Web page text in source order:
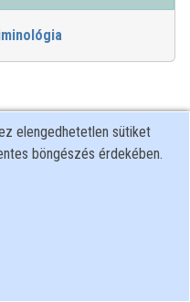
elengedhetetlen sütiket
böngészés érdekében.